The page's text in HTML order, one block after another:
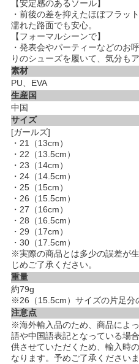
【安定感のあるソール】
・前後の差を抑えたほぼフラッ
濡れた路面でも安心。
【フォーマルシーンで】
・発表会やパーティーなどのお
りのシューズを履いて、気分も
素材
PU、EVA
生産国
中国
サイズ
[ガールズ]
・21（13cm）
・22（13.5cm）
・23（14cm）
・24（14.5cm）
・25（15cm）
・26（15.5cm）
・27（16cm）
・28（16.5cm）
・29（17cm）
・30（17.5cm）
※実際の商品とは多少の誤差が
じめご了承ください。
重量
約79g
※26（15.5cm）サイズの片足分
注意点
※海外輸入品のため、商品によ
語や中国語表記となっている場
供させていただくため、輸入時
なります。予めご了承くださいま